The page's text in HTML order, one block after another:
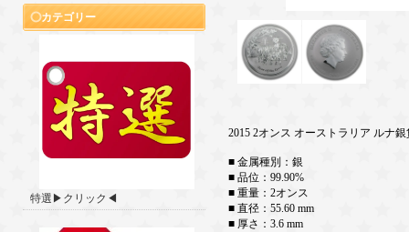
カテゴリー
特選▶クリック◀
2015 2オンス オーストラリア ルナ銀
■ 金属種別：銀
■ 品位：99.90%
■ 重量：2オンス
■ 直径：55.60 mm
■ 厚さ：3.6 mm